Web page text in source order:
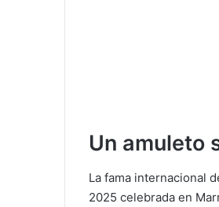
Un amuleto
La fama internacional
2025 celebrada en